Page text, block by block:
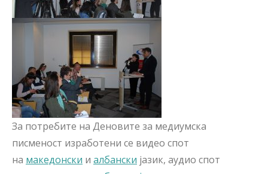
За потребите на Деновите за медиумска
писменост изработени се видео спот
на македонски и албански јазик, аудио спот